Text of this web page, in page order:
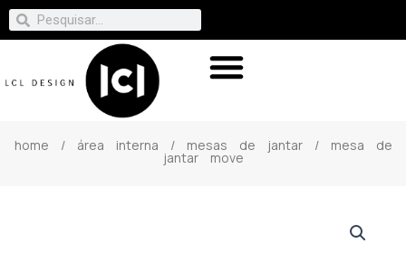
home / área interna / mesas de jantar/ mesa de
jantar move